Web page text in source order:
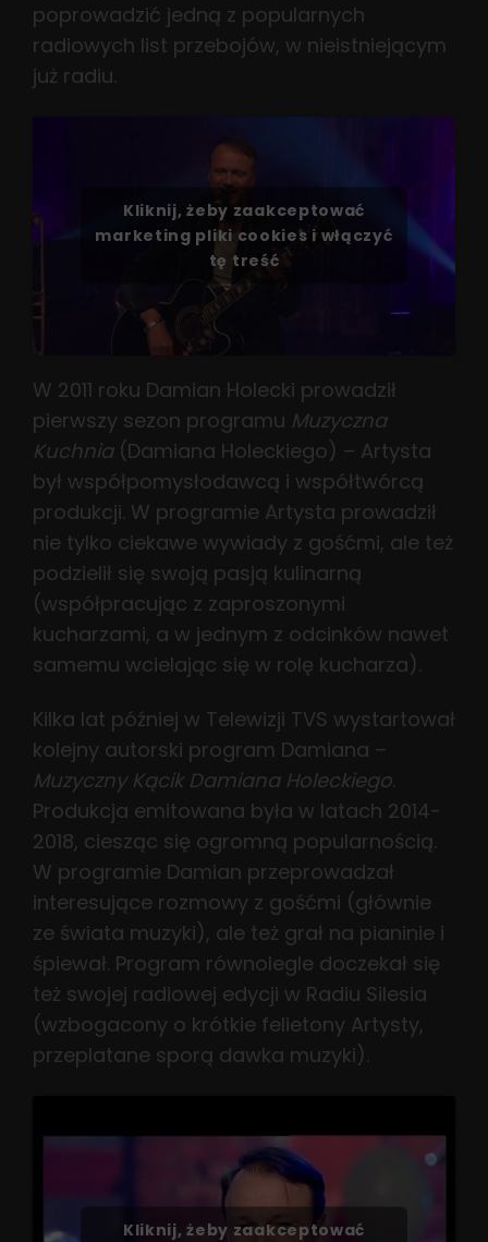
poprowadzić jedną z popularnych
radiowych list przebojów, w nieistniejącym
już radiu.
Kliknij, żeby zaakceptować
marketing pliki cookies i włączyć
tę treść
W 2011 roku Damian Holecki prowadził
pierwszy sezon programu Muzyczna
Kuchnia(Damiana Holeckiego) – Artysta
był współpomysłodawcą i współtwórcą
produkcji. W programie Artysta prowadził
nie tylko ciekawe wywiady z gośćmi, ale też
podzielił się swoją pasją kulinarną
(współpracując z zaproszonymi
kucharzami, a w jednym z odcinków nawet
samemu wcielając się w rolę kucharza).
Kilka lat później w Telewizji TVS wystartował
kolejny autorski program Damiana –
Muzyczny Kącik Damiana Holeckiego.
Produkcja emitowana była w latach 2014-
2018, ciesząc się ogromną popularnością.
W programie Damian przeprowadzał
interesujące rozmowy z gośćmi (głównie
ze świata muzyki), ale też grał na pianinie i
śpiewał. Program równolegle doczekał się
też swojej radiowej edycji w Radiu Silesia
(wzbogacony o krótkie felietony Artysty,
przeplatane sporą dawka muzyki).
Kliknij, żeby zaakceptować